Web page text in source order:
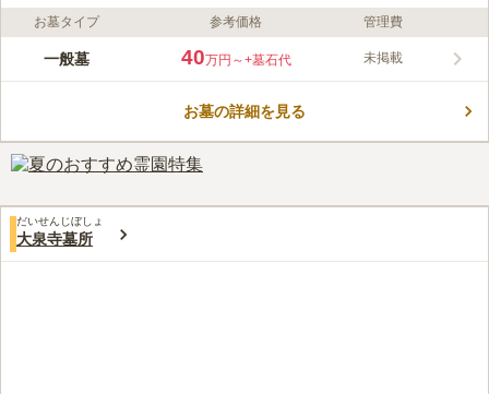
ライフドット編集部のコメント
八王子城主の重臣であった近藤出羽守助実が浄泉寺を創建したと
「高尾駅」より、「館出張所」行きバスに乗り「明神橋」バス停
クスには困りません。また駐車場も完備しています。 法要施
設、多目的ホールなど充実した施設が完備されています。
口コミ評価
お墓タイプ 参考価格 管理費
一般墓 40万円～+墓石代 未掲載
お墓の詳細を見る
だいせんじぼしょ
大泉寺墓所